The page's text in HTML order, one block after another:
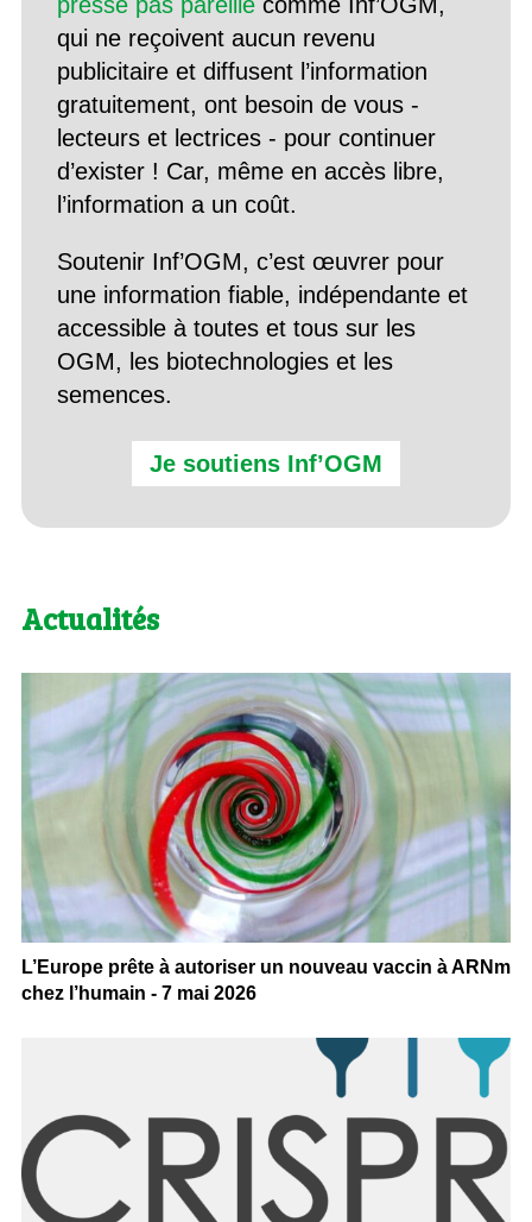
qui ne reçoivent aucun revenu
publicitaire et diffusent l’information
gratuitement, ont besoin de vous -
lecteurs et lectrices - pour continuer
d’exister ! Car, même en accès libre,
l’information a un coût.
Soutenir Inf’OGM, c’est œuvrer pour
une information fiable, indépendante et
accessible à toutes et tous sur les
OGM, les biotechnologies et les
semences.
Je soutiens Inf’OGM
Actualités
L’Europe prête à autoriser un nouveau vaccin à ARNm
chez l’humain - 7 mai 2026